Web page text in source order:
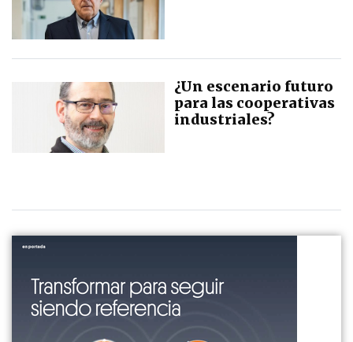
¿Un escenario futuro
para las cooperativas
industriales?